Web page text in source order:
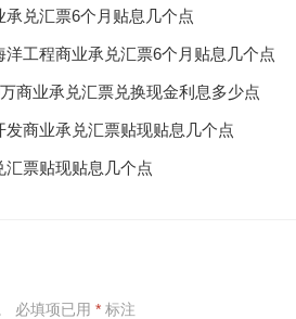
承兑汇票6个月贴息几个点
工程商业承兑汇票6个月贴息几个点
商业承兑汇票兑换现金利息多少点
商业承兑汇票贴现贴息几个点
汇票贴现贴息几个点
必填项已用 * 标注